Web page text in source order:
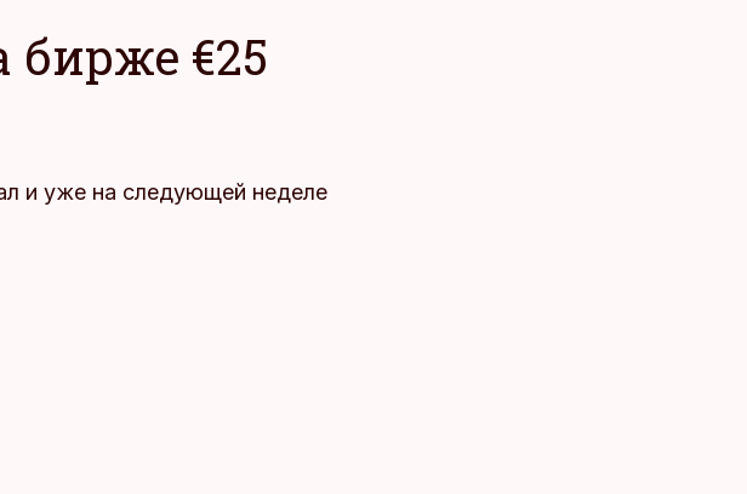
бирже €25
и уже на следующей неделе